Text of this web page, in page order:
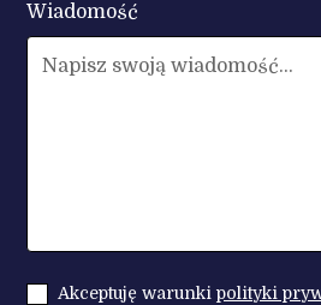
Wiadomość
Akceptuję warunkipolityki